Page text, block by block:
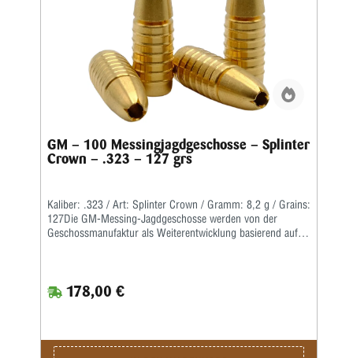
Hohlspitzvariante sowie als Splinter Tip mit zusätzlicher
Polymerspitze, bieten die Geschosse vielseitige
Einsatzmöglichkeiten für anspruchsvolle Wiederlader und
jagdliche Anwendungen.
GM – 100 Messingjagdgeschosse – Splinter
Crown – .323 – 127 grs
Kaliber: .323 / Art: Splinter Crown / Gramm: 8,2 g / Grains:
127Die GM-Messing-Jagdgeschosse werden von der
Geschossmanufaktur als Weiterentwicklung basierend auf
im Lauf bleibt dabei durch die spezielle Messinglegierung
gering.Die Teilzerlegungs-Geschosse fragmentieren im
Wiederlader liefern wir die Geschosse als Splinter Crown in
178,00 €